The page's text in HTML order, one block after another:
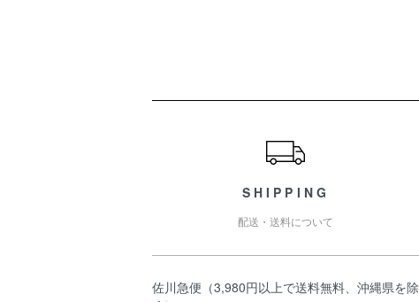
SHIPPING
配送・送料について
佐川急便（3,980円以上で送料無料、沖縄県を除